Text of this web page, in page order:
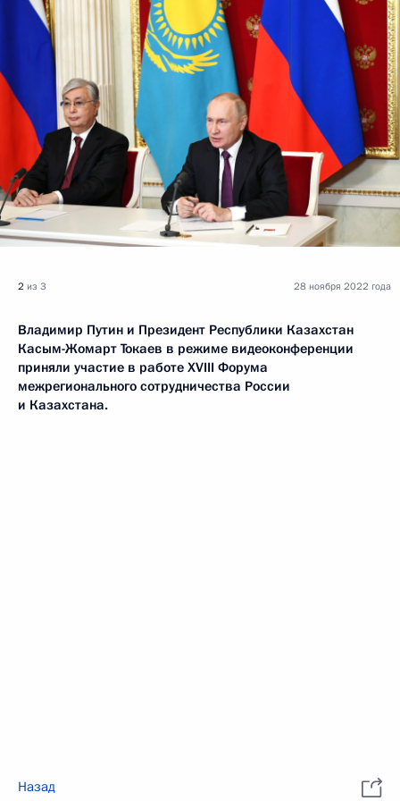
2 из 3
Владимир Путин и Президент Республики Казахстан
Касым-Жомарт Токаев в режиме видеоконференции
приняли участие в работе XVIII Форума
межрегионального сотрудничества России
и Казахстана.
28 ноября 2022 года
Назад